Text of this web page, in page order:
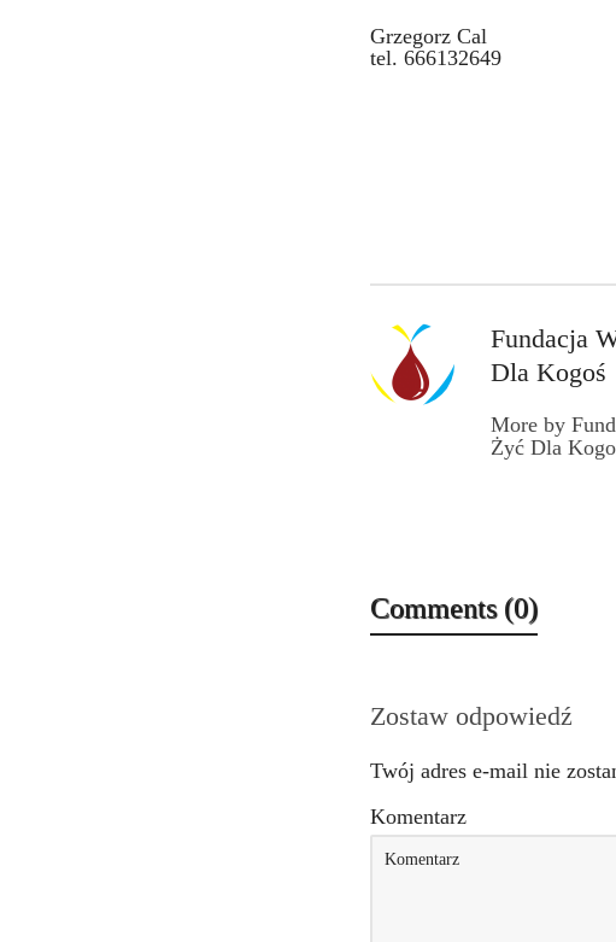
Grzegorz Cal
tel. 666132649
Fundacja
Dla Kogoś
More by
Żyć Dla
Comments (0)
Zostaw odpowiedź
Twój adres e-mail nie
Komentarz